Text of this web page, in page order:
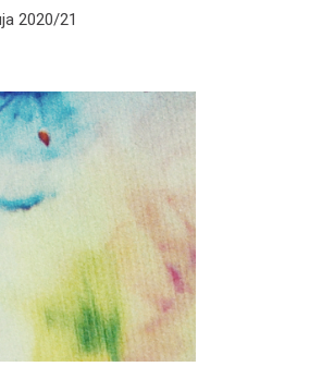
2020/21